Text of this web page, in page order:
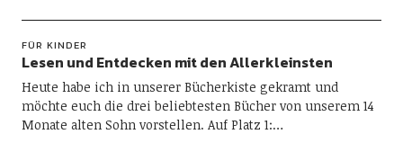
FÜR KINDER
Lesen und Entdecken mit den Allerkleinsten
Heute habe ich in unserer Bücherkiste gekramt und
möchte euch die drei beliebtesten Bücher von unserem 14
Monate alten Sohn vorstellen. Auf Platz 1:…